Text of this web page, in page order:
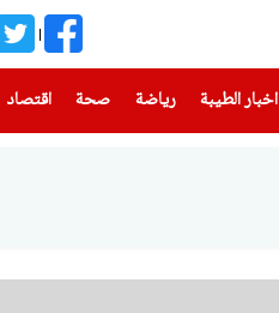
اخبار الطيبة(current) رياضة
(current) صحة(current) اقتصاد